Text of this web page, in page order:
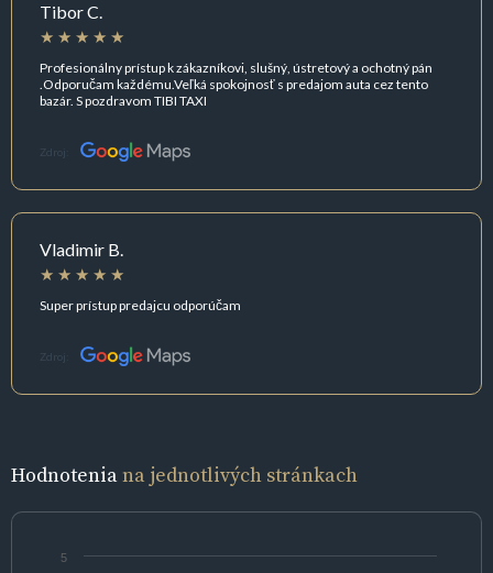
Tibor C.
Profesionálny prístup k zákazníkovi, slušný, ústretový a ochotný pán
.Odporučam každému.Veľká spokojnosť s predajom auta cez tento
bazár. S pozdravom TIBI TAXI
Zdroj:
Vladimir B.
Super prístup predajcu odporúčam
Zdroj:
Hodnoteniana jednotlivých stránkach
5